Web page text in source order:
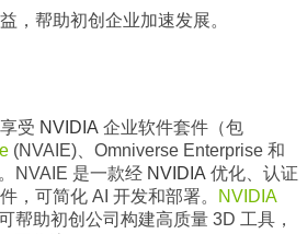
，帮助初创企业加速发展。
受 NVIDIA 企业软件套件（包
(NVAIE)、Omniverse Enterprise 和
NVAIE 是一款经 NVIDIA 优化、认证
，可简化 AI 开发和部署。
NVIDIA
帮助初创公司构建高质量 3D 工具，